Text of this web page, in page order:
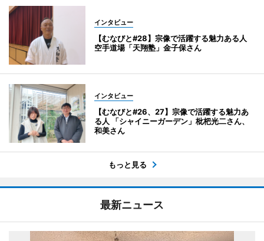
インタビュー
【むなびと#28】宗像で活躍する魅力ある人
空手道場「天翔塾」金子保さん
インタビュー
【むなびと#26、27】宗像で活躍する魅力あ
る人 「シャイニーガーデン」枇杷光二さん、
和美さん
もっと見る
最新ニュース